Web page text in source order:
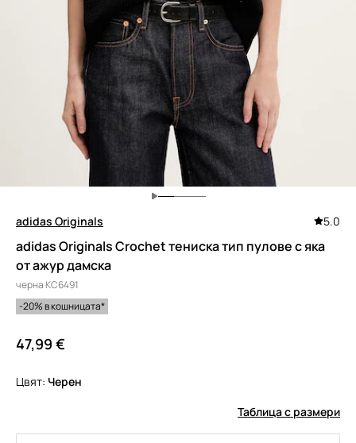
adidas Originals 5.0
adidas Originals Crochet тениска тип пулове с яка
от ажур дамска
черна KC6491
-20% в кошницата*
47,99 €
Цвят:
черен
Таблица с размери